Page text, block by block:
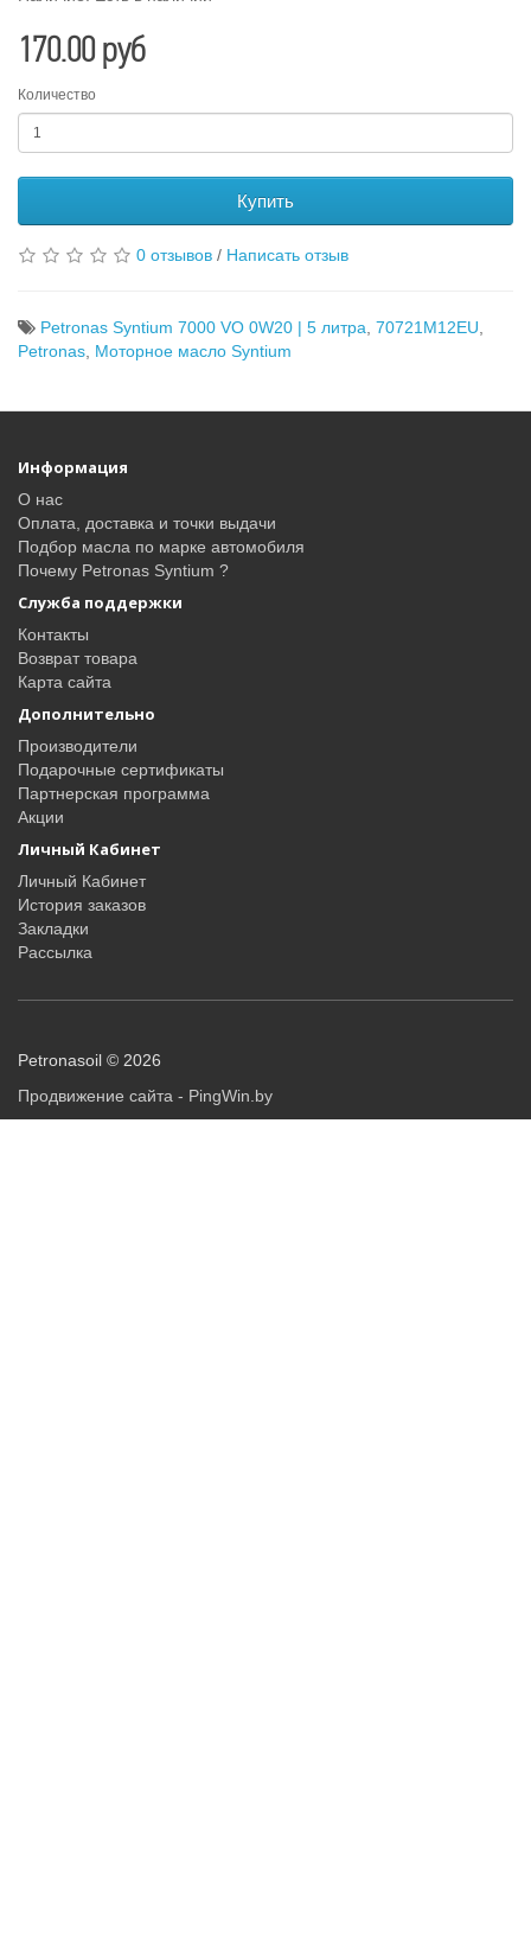
170.00 руб
Количество
Купить
0 отзывов / Написать отзыв
Petronas Syntium 7000 VO 0W20 | 5 литра 70721M12EU
Petronas Моторное масло Syntium
Информация
О нас
Оплата, доставка и точки выдачи
Подбор масла по марке автомобиля
Почему Petronas Syntium ?
Служба поддержки
Контакты
Возврат товара
Карта сайта
Дополнительно
Производители
Подарочные сертификаты
Партнерская программа
Акции
Личный Кабинет
Личный Кабинет
История заказов
Закладки
Рассылка
Petronasoil © 2026
Продвижение сайта - PingWin.by